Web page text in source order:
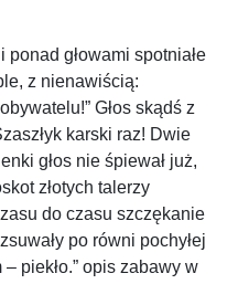
głowami spotniałe
z nienawiścią:
Głos skądś z
karski raz! Dwie
głos nie śpiewał już,
złotych talerzy
do czasu szczękanie
po równi pochyłej
piekło.” opis zabawy w